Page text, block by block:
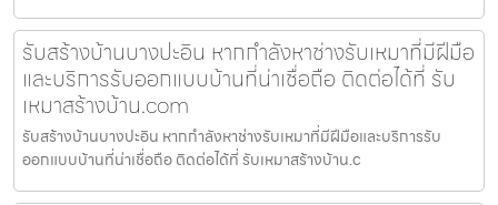
รับสร้างบ้านบางปะอิน หากกำลังหาช่างรับเหมาที่มีฝีมือ
และบริการรับออกแบบบ้านที่น่าเชื่อถือ ติดต่อได้ที่ รับ
เหมาสร้างบ้าน.com
รับสร้างบ้านบางปะอิน หากกำลังหาช่างรับเหมาที่มีฝีมือและบริการรับ
ออกแบบบ้านที่น่าเชื่อถือ ติดต่อได้ที่ รับเหมาสร้างบ้าน.c